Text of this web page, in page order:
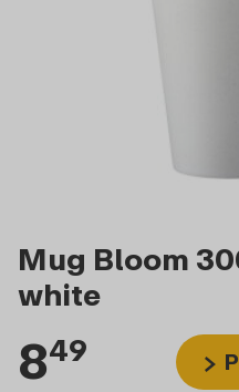
Mug Bloom
white
849